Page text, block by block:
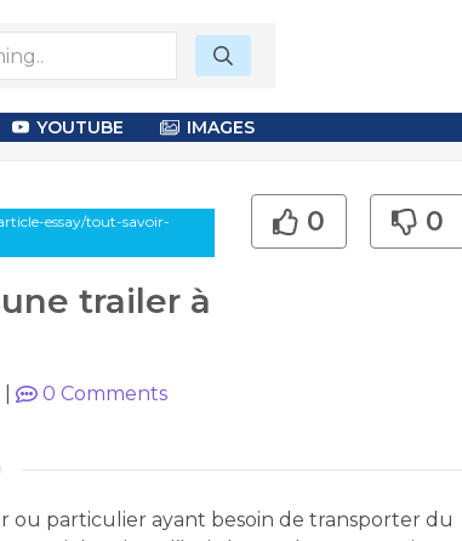
YOUTUBE IMAGES
essay/tout-savoir-
trailer à
0 0
0 Comments
ou particulier ayant besoin de transporter du